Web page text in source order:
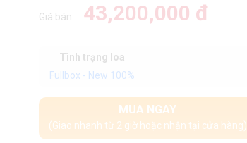
Giá bán: 43,200,000 đ
Tình trạng loa
Fullbox - New 100%
MUA NGAY
(Giao nhanh từ 2 giờ hoặc nhận tại cửa hàng)